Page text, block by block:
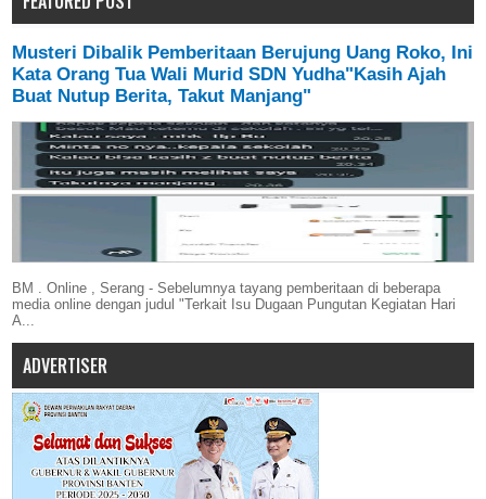
Musteri Dibalik Pemberitaan Berujung Uang Roko, Ini
Kata Orang Tua Wali Murid SDN Yudha"Kasih Ajah
Buat Nutup Berita, Takut Manjang"
BM . Online , Serang - Sebelumnya tayang pemberitaan di beberapa
media online dengan judul "Terkait Isu Dugaan Pungutan Kegiatan Hari
A...
ADVERTISER